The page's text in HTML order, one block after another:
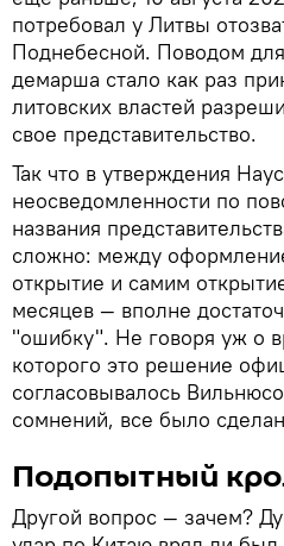
потребовал у Литвы
Поднебесной. Поводом для
демарша стало как раз
литовских властей
свое представительство.
Так что в утверждения
неосведомленности по
названия
сложно: между
открытие и самим
месяцев — вполне
"ошибку". Не говоря уж о
которого это решение
согласовывалось
сомнений, все было
Подопытный
Другой вопрос — зачем?